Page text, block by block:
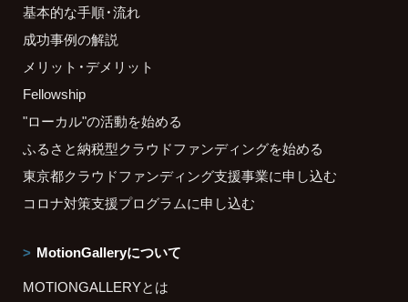
基本的な手順・流れ
成功事例の解説
メリット・デメリット
Fellowship
"ローカル"の活動を始める
ふるさと納税型クラウドファンディングを始める
東京都クラウドファンディング支援事業に申し込む
コロナ対策支援プログラムに申し込む
MotionGalleryについて
MOTIONGALLERYとは